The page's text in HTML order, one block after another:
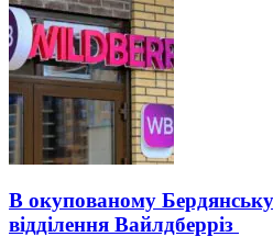
В окупованому
відділення Вайлдберріз